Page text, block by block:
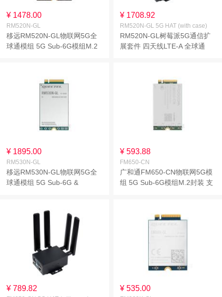
¥ 1478.00
RM520N-GL
移远RM520N-GL物联网5G全
球通模组 5G Sub-6G模组M.2
¥ 1708.92
RM520N-GL 5G HAT (with case)
RM520N-GL树莓派5G通信扩
展套件 四天线LTE-A 全球通
¥ 1895.00
RM530N-GL
移远RM530N-GL物联网5G全
球通模组 5G Sub-6G &
¥ 593.88
FM650-CN
广和通FM650-CN物联网5G模
组 5G Sub-6G模组M.2封装 支
¥ 789.82 ¥ 535.00